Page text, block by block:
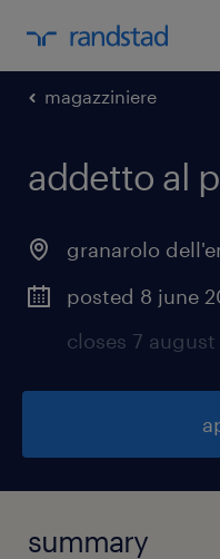
magazziniere
addetto al
granarolo
posted 8 june
closes 7 august
summary